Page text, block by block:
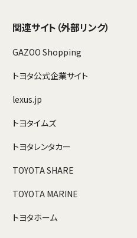
関連サイト （外部リンク）
GAZOO Shopping
トヨタ公式企業サイト
lexus.jp
トヨタイムズ
トヨタレンタカー
TOYOTA SHARE
TOYOTA MARINE
トヨタホーム